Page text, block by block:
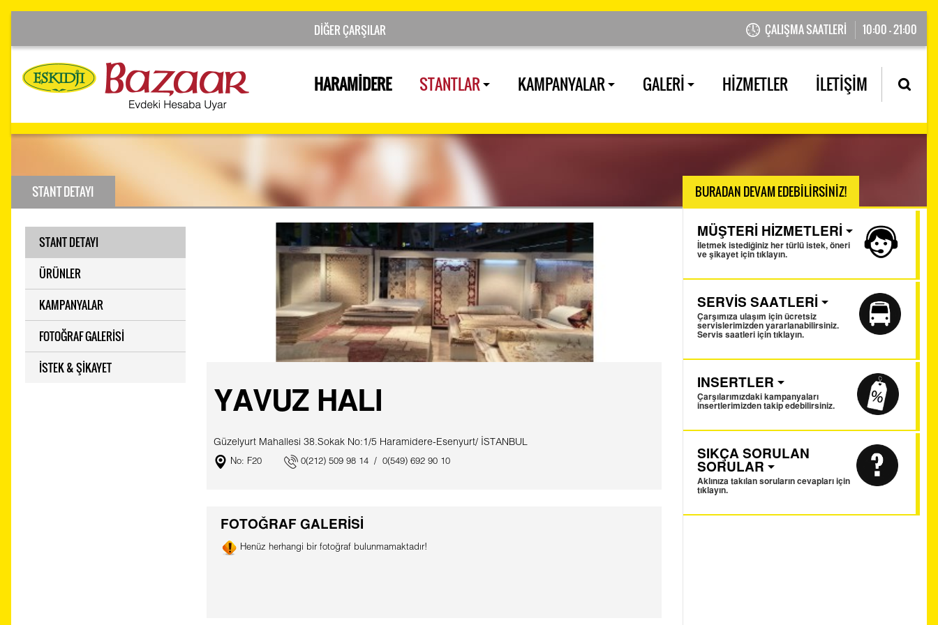
ÇALIŞMA SAATLERİ 10:00 - 21:00
HARAMİDERE STANTLAR KAMPANYALAR GALERİ HİZMETLER İLETİŞİM
STANT DETAYI
STANT DETAYI
ÜRÜNLER
KAMPANYALAR
FOTOĞRAF GALERİSİ
İSTEK & ŞİKAYET
YAVUZ HALI
Güzelyurt Mahallesi 38.Sokak No:1/5 Haramidere-Esenyurt/ İSTANBUL
No: F20 0(212) 509 98 14 / 0(549) 692 90 10
FOTOĞRAF GALERİSİ
Henüz herhangi bir fotoğraf bulunmamaktadır!
BURADAN DEVAM EDEBİLİRSİNİZ!
MÜŞTERİ HİZMETLERİ
İletmek istediğiniz her türlü istek, öneri
ve şikayet için tıklayın.
SERVİS SAATLERİ
Çarşımıza ulaşım için ücretsiz
servislerimizden yararlanabilirsiniz.
Servis saatleri için tıklayın.
INSERTLER
Çarşılarımızdaki kampanyaları
insertlerimizden takip edebilirsiniz.
SIKÇA SORULAN
SORULAR
Aklınıza takılan soruların cevapları için
tıklayın.